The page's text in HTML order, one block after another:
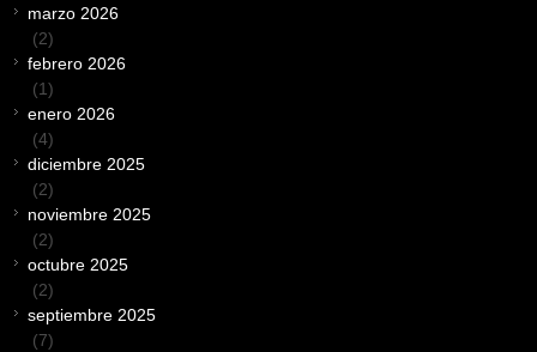
marzo 2026
(2)
febrero 2026
(1)
enero 2026
(4)
diciembre 2025
(2)
noviembre 2025
(2)
octubre 2025
(2)
septiembre 2025
(7)